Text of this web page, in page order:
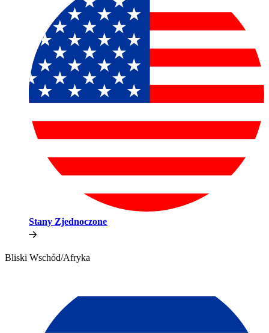
Stany Zjednoczone​​
Bliski Wschód/Afryka​​